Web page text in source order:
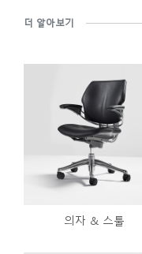
더 알아보기
의자 & 스툴